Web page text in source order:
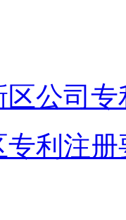
区公司
专利注